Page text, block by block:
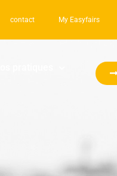
contact My Easyfairs